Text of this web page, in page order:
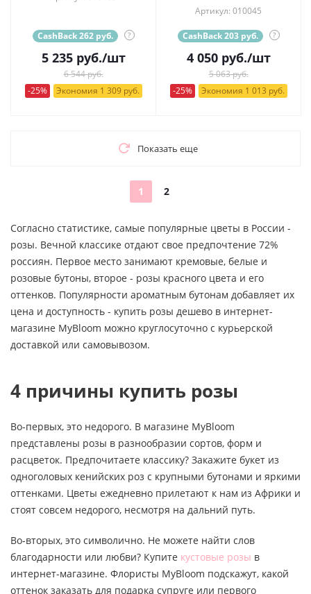
CashBack 262 руб. ?
5 235руб./шт
6 544 руб.
-25%
Экономия 1 309 руб.
Артикул: 010045
CashBack 203 руб. ?
4 050руб./шт
5 063 руб.
-25%
Экономия 1 013 руб.
Показать еще
1 2
Согласно статистике, самые популярные цветы в России -
розы. Вечной классике отдают свое предпочтение 72%
россиян. Первое место занимают кремовые, белые и
розовые бутоны, второе - розы красного цвета и его
оттенков. Популярности ароматным бутонам добавляет их
цена и доступность - купить розы дешево в интернет-
магазине MyBloom можно круглосуточно с курьерской
доставкой или самовывозом.
4 причины купить розы
Во-первых, это недорого. В магазине MyBloom
представлены розы в разнообразии сортов, форм и
расцветок. Предпочитаете классику? Закажите букет из
одноголовых кенийских роз с крупными бутонами и яркими
оттенками. Цветы ежедневно прилетают к нам из Африки и
стоят совсем недорого, несмотря на дальний путь.
Во-вторых, это символично. Не можете найти слов
благодарности или любви? Купите кустовые розы в
интернет-магазине. Флористы MyBloom подскажут, какой
оттенок заказать для подарка супруге или первого